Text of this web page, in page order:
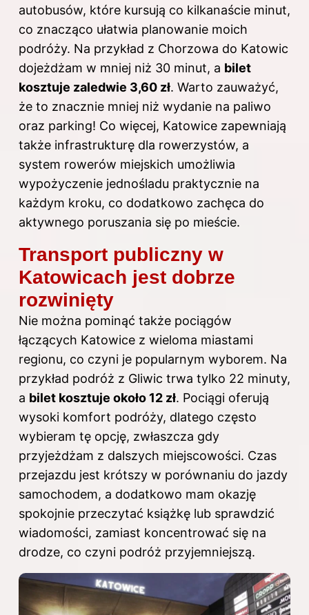
autobusów, które kursują co kilkanaście minut,
co znacząco ułatwia planowanie moich
podróży. Na przykład z Chorzowa do Katowic
dojeżdżam w mniej niż 30 minut, a bilet
kosztuje zaledwie 3,60 zł. Warto zauważyć,
że to znacznie mniej niż wydanie na paliwo
oraz parking! Co więcej, Katowice zapewniają
także infrastrukturę dla rowerzystów, a
system rowerów miejskich umożliwia
wypożyczenie jednośladu praktycznie na
każdym kroku, co dodatkowo zachęca do
aktywnego poruszania się po mieście.
Transport publiczny w
Katowicach jest dobrze
rozwinięty
Nie można pominąć także pociągów
łączących Katowice z wieloma miastami
regionu, co czyni je popularnym wyborem. Na
przykład podróż z Gliwic trwa tylko 22 minuty,
a bilet kosztuje około 12 zł. Pociągi oferują
wysoki komfort podróży, dlatego często
wybieram tę opcję, zwłaszcza gdy
przyjeżdżam z dalszych miejscowości. Czas
przejazdu jest krótszy w porównaniu do jazdy
samochodem, a dodatkowo mam okazję
spokojnie przeczytać książkę lub sprawdzić
wiadomości, zamiast koncentrować się na
drodze, co czyni podróż przyjemniejszą.